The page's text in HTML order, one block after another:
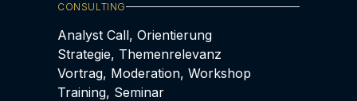
CONSULTING
Analyst Call, Orientierung
Strategie, Themenrelevanz
Vortrag, Moderation, Workshop
Training, Seminar